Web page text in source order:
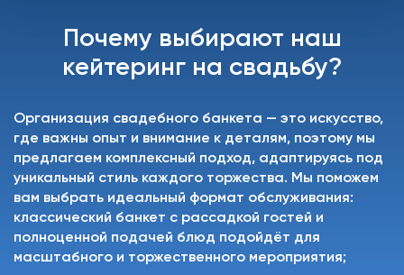
Почему выбирают наш
кейтеринг на свадьбу?
Организация свадебного банкета — это искусство,
где важны опыт и внимание к деталям, поэтому мы
предлагаем комплексный подход, адаптируясь под
уникальный стиль каждого торжества. Мы поможем
вам выбрать идеальный формат обслуживания:
классический банкет с рассадкой гостей и
полноценной подачей блюд подойдёт для
масштабного и торжественного мероприятия;